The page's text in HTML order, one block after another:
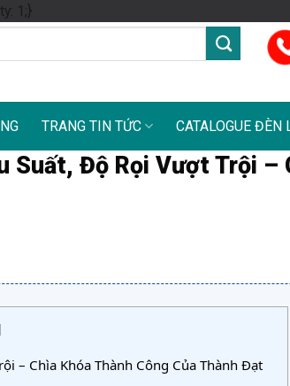
1;}Skip
to
TRANG TIN TỨC CATALOGUE ĐÈN
Suất, Độ Rọi Vượt Trội –
– Chìa Khóa Thành Công Của Thành Đạt